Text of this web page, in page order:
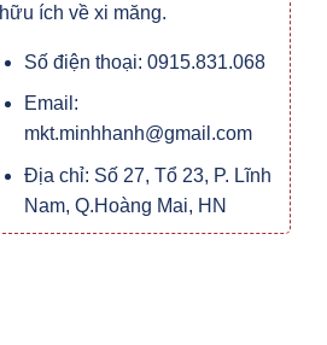
hữu ích về xi măng.
Số điện thoại: 0915.831.068
Email:
mkt.minhhanh@gmail.com
Địa chỉ: Số 27, Tổ 23, P. Lĩnh
Nam, Q.Hoàng Mai, HN